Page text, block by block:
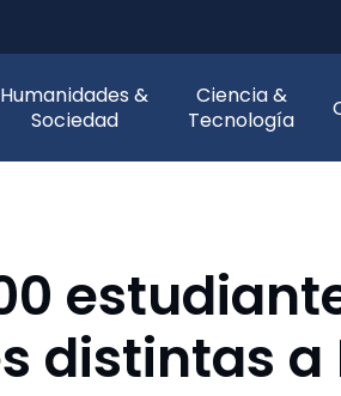
Humanidades &
Sociedad
Ciencia &
Tecnología
distintas a